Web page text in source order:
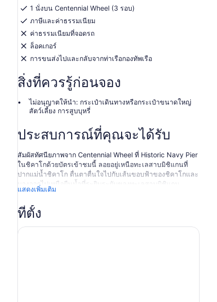
1 นั่งบน Centennial Wheel (3 รอบ)
ภาษีและค่าธรรมเนียม
ค่าธรรมเนียมที่จอดรถ
ล็อคเกอร์
การขนส่งไปและกลับจากท่าเรือกองทัพเรือ
สิ่งที่ควรรู้ก่อนจอง
ไม่อนุญาตให้นำ: กระเป๋าเดินทางหรือกระเป๋าขนาดใหญ่
สัตว์เลี้ยง การสูบบุหรี่
ประสบการณ์ที่คุณจะได้รับ
สัมผัสทัศนียภาพจาก Centennial Wheel ที่ Historic Navy Pier
ในชิคาโกด้วยบัตรเข้าชมนี้ ลอยอยู่เหนือทะเลสาบมิชิแกนที่
ปากแม่น้ำชิคาโก ตื่นตาตื่นใจไปกับเส้นขอบฟ้าของชิคาโกและ
มองออกไปเหนือผืนน้ำที่ระยิบระยับของทะเลสาบมิชิแกน
เลือกระหว่างสองตัวเลือก: ด้วยตั๋วบาร์โค้ดปกติ ให้ข้ามแถวขาย
ทั้งสองสายและให้สิทธิ์การเข้าถึงแบบ VIP ตั๋วทั้งสองใบอนุญาต
เพลิดเพลินกับ Centennial Wheel ซึ่งสร้างขึ้นในปี 2559 เพื่อ
แสดงเพิ่มเติม
ที่ตั้ง